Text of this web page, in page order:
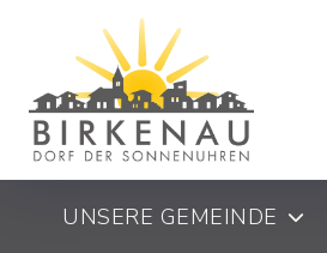
UNSERE GEMEINDE